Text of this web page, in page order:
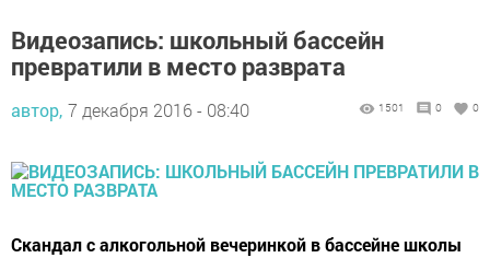
Видеозапись: школьный бассейн
превратили в место разврата
автор, 7 декабря 2016 - 08:40 1501 0 0
Скандал с алкогольной вечеринкой в бассейне школы